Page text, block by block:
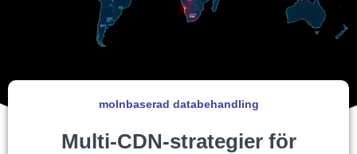
molnbaserad databehandling
Multi-CDN-strategier för